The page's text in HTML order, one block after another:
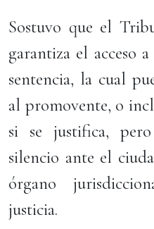
Sostuvo que el
garantiza el acceso
sentencia, la cual
al promovente, o
si se justifica,
silencio ante el
órgano
justicia.